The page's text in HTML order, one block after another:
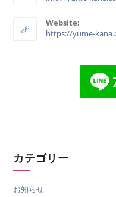
Website:
https://yume-
カテゴリー
お知らせ